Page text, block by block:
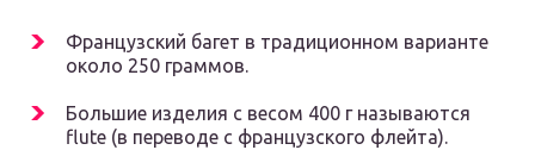
Французский багет в традиционном варианте
около 250 граммов.
Большие изделия с весом 400 г называются
flute (в переводе с французского флейта).